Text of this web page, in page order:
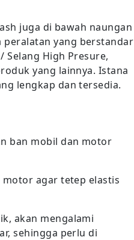
juga di bawah naungan
peralatan yang berstandar
Selang High Presure,
yang lainnya. Istana
lengkap dan tersedia.
ban mobil dan motor
agar tetep elastis
akan mengalami
sehingga perlu di